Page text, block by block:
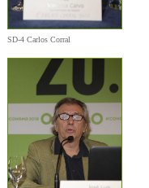
SD-4 Carlos Corral